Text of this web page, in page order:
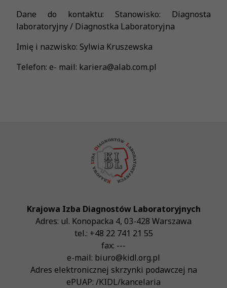
Dane do kontaktu: Stanowisko: Diagnosta
laboratoryjny / Diagnostka Laboratoryjna
Imię i nazwisko: Sylwia Kruszewska
Telefon: e- mail: kariera@alab.com.pl
Krajowa Izba Diagnostów Laboratoryjnych
Adres: ul. Konopacka 4, 03-428 Warszawa
tel.: +48 22 741 21 55
fax: ---
e-mail: biuro@kidl.org.pl
Adres elektronicznej skrzynki podawczej na
ePUAP: /KIDL/kancelaria